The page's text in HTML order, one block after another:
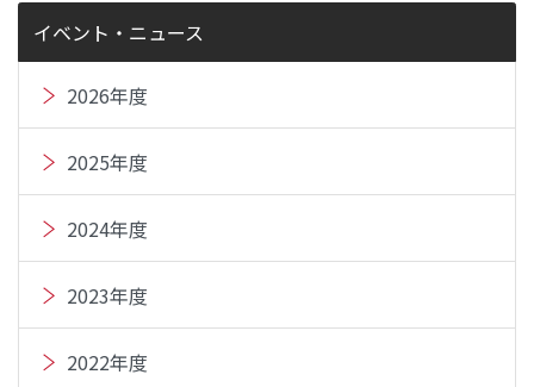
イベント・ニュース
2026年度
2025年度
2024年度
2023年度
2022年度